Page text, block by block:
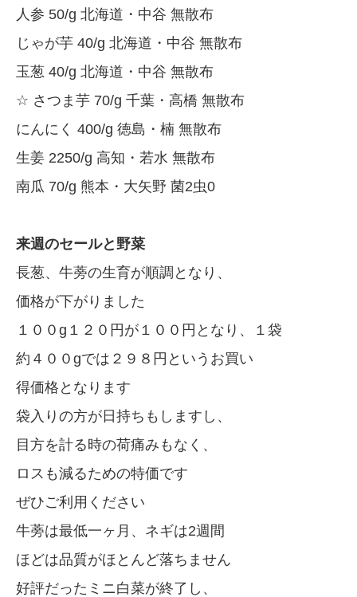
人参 50/g 北海道・中谷 無散布
じゃが芋 40/g 北海道・中谷 無散布
玉葱 40/g 北海道・中谷 無散布
☆ さつま芋 70/g 千葉・高橋 無散布
にんにく 400/g 徳島・楠 無散布
生姜 2250/g 高知・若水 無散布
南瓜 70/g 熊本・大矢野 菌2虫0
来週のセールと野菜
長葱、牛蒡の生育が順調となり、
価格が下がりました
１００g１２０円が１００円となり、１袋
約４００gでは２９８円というお買い
得価格となります
袋入りの方が日持ちもしますし、
目方を計る時の荷痛みもなく、
ロスも減るための特価です
ぜひご利用ください
牛蒡は最低一ヶ月、ネギは2週間
ほどは品質がほとんど落ちません
好評だったミニ白菜が終了し、